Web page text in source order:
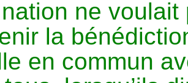
ne
la
en commun